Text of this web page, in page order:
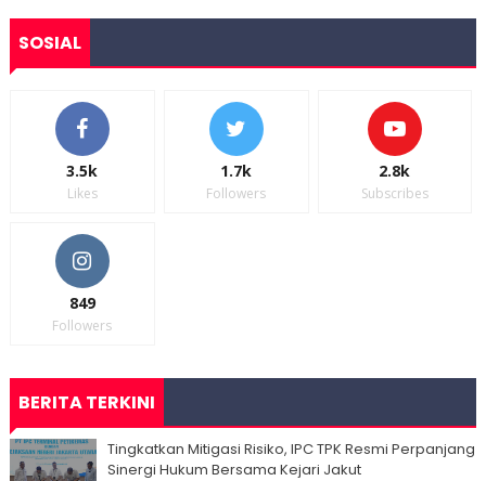
SOSIAL
3.5k
Likes
1.7k
Followers
2.8k
Subscribes
849
Followers
BERITA TERKINI
Tingkatkan Mitigasi Risiko, IPC TPK Resmi Perpanjang
Sinergi Hukum Bersama Kejari Jakut